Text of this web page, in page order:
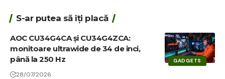
S-ar putea să îți placă
GADGETS
AOC CU34G4CA și CU34G4ZCA:
monitoare ultrawide de 34 de inci,
până la 250 Hz
28/07/2026